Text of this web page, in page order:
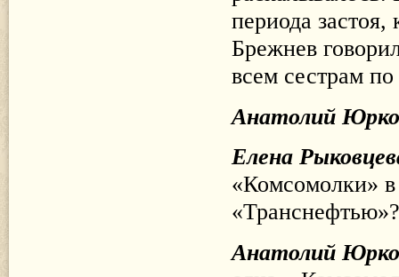
периода
Брежнев
всем сестрам
Анатолий
Елена
«Комсомолки»
«Транснефтью»?
Анатолий